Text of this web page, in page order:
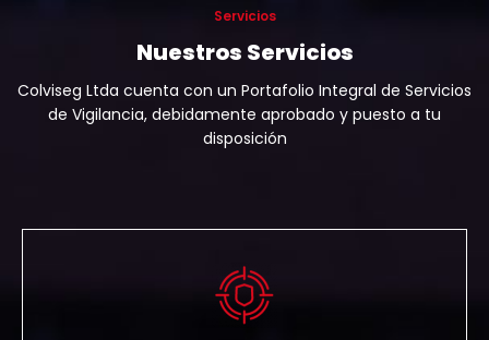
Servicios
Nuestros Servicios
Colviseg Ltda cuenta con un Portafolio Integral de Servicios
de Vigilancia, debidamente aprobado y puesto a tu
disposición